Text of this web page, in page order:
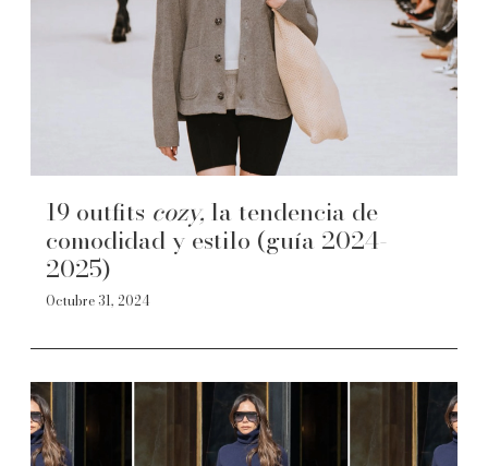
19 outfits cozy, la tendencia de
comodidad y estilo (guía 2024-
2025)
Octubre 31, 2024